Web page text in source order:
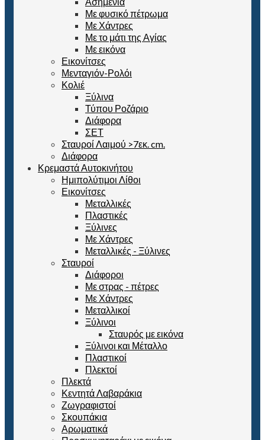
Με φυσικό πέτρωμα
Με Χάντρες
Με το μάτι της Αγίας
Με εικόνα
Εικονίτσες
Μενταγιόν-Ρολόι
Κολιέ
Ξύλινα
Τύπου Ροζάριο
Διάφορα
ΣΕΤ
Σταυροί Λαιμού >7εκ. cm.
Διάφορα
Κρεμαστά Αυτοκινήτου
Ημιπολύτιμοι Λίθοι
Εικονίτσες
Μεταλλικές
Πλαστικές
Ξύλινες
Με Χάντρες
Μεταλλικές - Ξύλινες
Σταυροί
Διάφοροι
Με στρας - πέτρες
Με Χάντρες
Μεταλλικοί
Ξύλινοι
Σταυρός με εικόνα
Ξύλινοι και Μέταλλο
Πλαστικοί
Πλεκτοί
Πλεκτά
Κεντητά Λαβαράκια
Ζωγραφιστοί
Σκουπάκια
Αρωματικά